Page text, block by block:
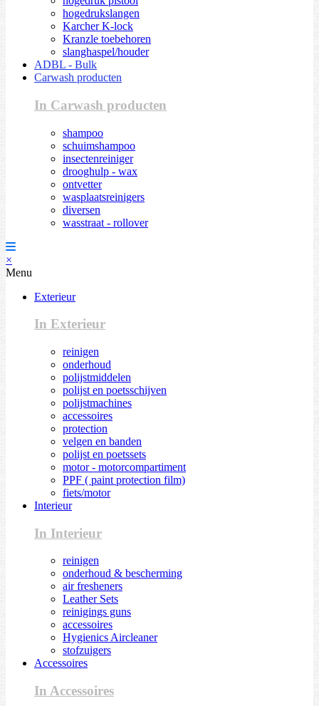
hogedrukslangen
Karcher K-lock
Kranzle toebehoren
slanghaspel/houder
ADBL - Bulk
Carwash producten
In Carwash producten
shampoo
schuimshampoo
insectenreiniger
drooghulp - wax
ontvetter
wasplaatsreinigers
diversen
wasstraat - rollover
×
Menu
Exterieur
In Exterieur
reinigen
onderhoud
polijstmiddelen
polijst en poetsschijven
polijstmachines
accessoires
protection
velgen en banden
polijst en poetssets
motor - motorcompartiment
PPF ( paint protection film)
fiets/motor
Interieur
In Interieur
reinigen
onderhoud & bescherming
air fresheners
Leather Sets
reinigings guns
accessoires
Hygienics Aircleaner
stofzuigers
Accessoires
In Accessoires